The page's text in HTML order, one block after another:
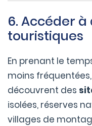
6. Accéder
touristiques
En prenant le
moins
découvrent des
isolées, réserves
villages de